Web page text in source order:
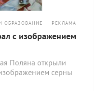
ОБРАЗОВАНИЕ РЕКЛАМА
с изображением
Поляна открыли
серны